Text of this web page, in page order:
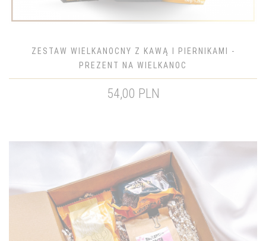
ZESTAW WIELKANOCNY Z KAWĄ I PIERNIKAMI -
PREZENT NA WIELKANOC
54,00 PLN